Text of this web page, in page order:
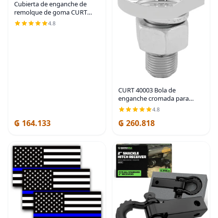
Cubierta de enganche de
remolque de goma CURT
22272, se adapta a receptor
de 2 pulgadas
4.8
₲ 164.133
CURT 40003 Bola de
enganche cromada para
remolque, 3,500 libras,
diámetro de 2 pulgadas,
vástago de 3/4 x 1-3/4
4.8
₲ 260.818